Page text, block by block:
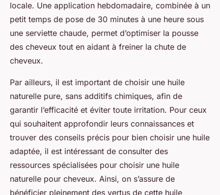
locale. Une application hebdomadaire, combinée à un
petit temps de pose de 30 minutes à une heure sous
une serviette chaude, permet d’optimiser la pousse
des cheveux tout en aidant à freiner la chute de
cheveux.
Par ailleurs, il est important de choisir une huile
naturelle pure, sans additifs chimiques, afin de
garantir l’efficacité et éviter toute irritation. Pour ceux
qui souhaitent approfondir leurs connaissances et
trouver des conseils précis pour bien choisir une huile
adaptée, il est intéressant de consulter des
ressources spécialisées pour choisir une huile
naturelle pour cheveux. Ainsi, on s’assure de
bénéficier pleinement des vertus de cette huile